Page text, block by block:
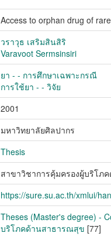
Access to orphan drug of
วราวุธ เสริมสินสิริ
Varavoot Sermsinsiri
ยา - - การศึกษาเฉพาะกรณี
การใช้ยา - - วิจัย
2001
มหาวิทยาลัยศิลปากร
Thesis
สาขาวิชาการคุ้มครองผู้บริโภ
https://sure.su.ac.th/xmlui/
Theses (Master's degree) -
บริโภคด้านสาธารณสุข [77]